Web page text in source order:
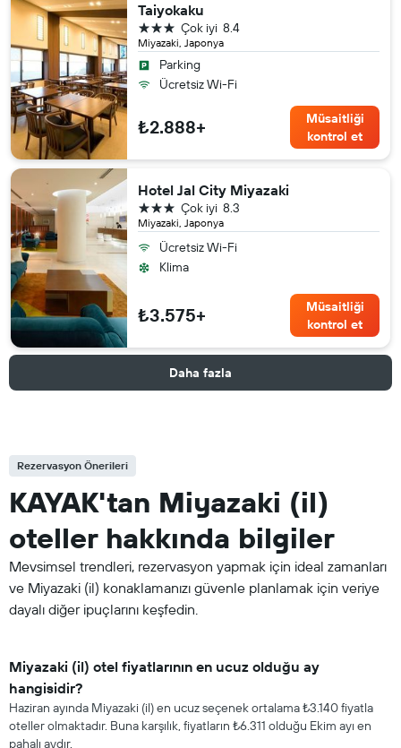
Taiyokaku
Miyazaki, Japonya
8.4
Çok iyi
3 yıldız
Parking
Ücretsiz Wi-Fi
₺2.888+
Müsaitliği
kontrol et
Hotel Jal City Miyazaki
Miyazaki, Japonya
8.3
Çok iyi
3 yıldız
Ücretsiz Wi-Fi
Klima
₺3.575+
Müsaitliği
kontrol et
Daha fazla
Rezervasyon Önerileri
KAYAK'tan Miyazaki (il)
oteller hakkında bilgiler
Mevsimsel trendleri, rezervasyon yapmak için ideal zamanları
ve Miyazaki (il) konaklamanızı güvenle planlamak için veriye
dayalı diğer ipuçlarını keşfedin.
Miyazaki (il) otel fiyatlarının en ucuz olduğu ay
hangisidir?
Haziran ayında Miyazaki (il) en ucuz seçenek ortalama ₺3.140 fiyatla
oteller olmaktadır. Buna karşılık, fiyatların ₺6.311 olduğu Ekim ayı en
pahalı aydır.